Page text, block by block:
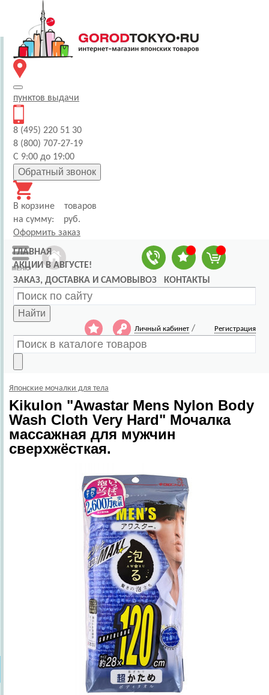
пунктов выдачи
8 (495) 220 51 30
8 (800) 707-27-19
С 9:00 до 19:00
Обратный звонок
В корзине
товаров
на сумму:
руб.
Оформить заказ
ГЛАВНАЯ
АКЦИИ В АВГУСТЕ!
ЗАКАЗ, ДОСТАВКА И САМОВЫВОЗ
КОНТАКТЫ
Найти
Личный кабинет / Регистрация
Японские мочалки для тела
Kikulon "Awastar Mens Nylon Body
Wash Cloth Very Hard" Мочалка
массажная для мужчин
сверхжёсткая.